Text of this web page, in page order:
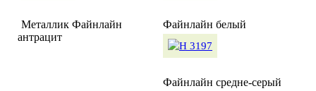
Металлик Файнлайн
антрацит
Файнлайн белый
Файнлайн средне-серый